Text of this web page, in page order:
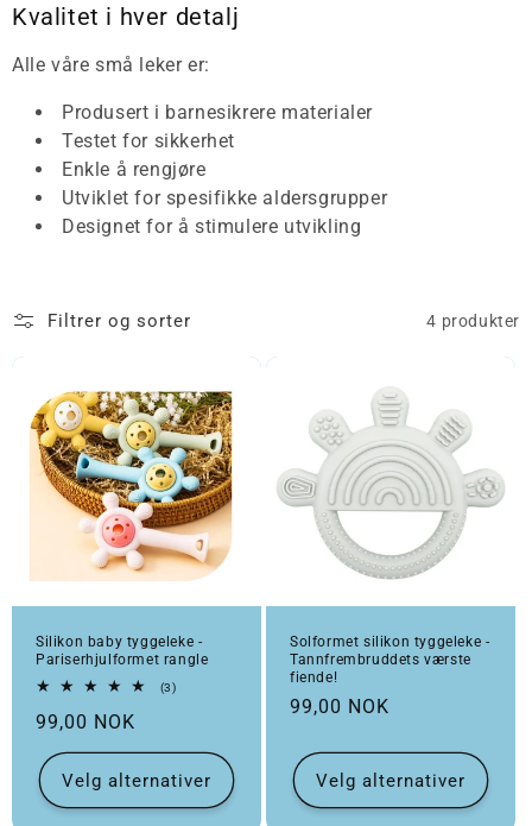
Kvalitet i hver detalj
Alle våre små leker er:
Produsert i barnesikrere materialer
Testet for sikkerhet
Enkle å rengjøre
Utviklet for spesifikke aldersgrupper
Designet for å stimulere utvikling
Filtrer og sorter 4 produkter
Silikon baby tyggeleke -
Pariserhjulformet rangle
(3)3 totale omtaler
Vanlig pris
99,00 NOK
Velg alternativer
Solformet silikon tyggeleke -
Tannfrembruddets værste
fiende!
Vanlig pris
99,00 NOK
Velg alternativer